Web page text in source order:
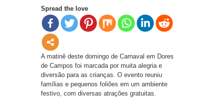
Spread the love
A matinê deste domingo de Carnaval em Dores
de Campos foi marcada por muita alegria e
diversão para as crianças. O evento reuniu
famílias e pequenos foliões em um ambiente
festivo, com diversas atrações gratuitas.